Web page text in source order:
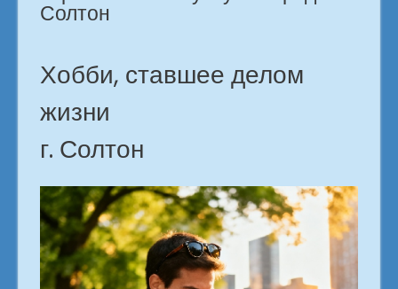
Солтон
Хобби, ставшее делом
жизни
г. Солтон